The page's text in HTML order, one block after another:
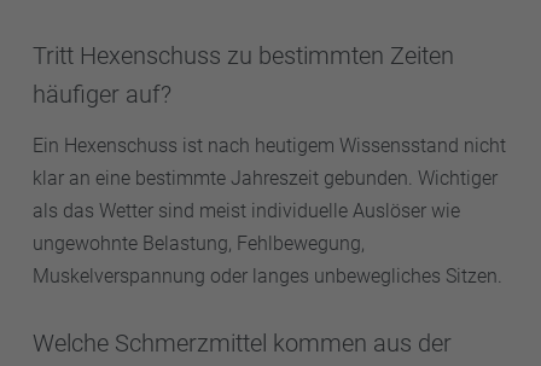
Tritt Hexenschuss zu bestimmten Zeiten
häufiger auf?
Ein Hexenschuss ist nach heutigem Wissensstand nicht
klar an eine bestimmte Jahreszeit gebunden. Wichtiger
als das Wetter sind meist individuelle Auslöser wie
ungewohnte Belastung, Fehlbewegung,
Muskelverspannung oder langes unbewegliches Sitzen.
Welche Schmerzmittel kommen aus der